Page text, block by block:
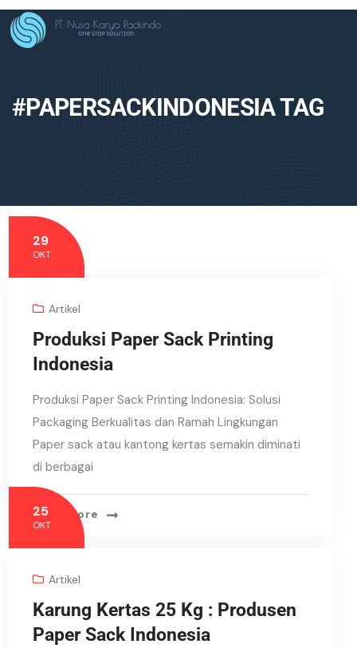
#PAPERSACKINDONESIA TAG
29
OKT
Artikel
Produksi Paper Sack Printing
Indonesia
Produksi Paper Sack Printing Indonesia: Solusi
Packaging Berkualitas dan Ramah Lingkungan
Paper sack atau kantong kertas semakin diminati
di berbagai
Read More
25
OKT
Artikel
Karung Kertas 25 Kg : Produsen
Paper Sack Indonesia